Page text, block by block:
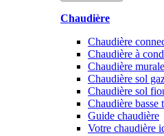
Chaudière
Chaudière
Chaudière à
Chaudière
Chaudière sol
Chaudière sol
Chaudière basse
Guide chaudière
Votre chaudière